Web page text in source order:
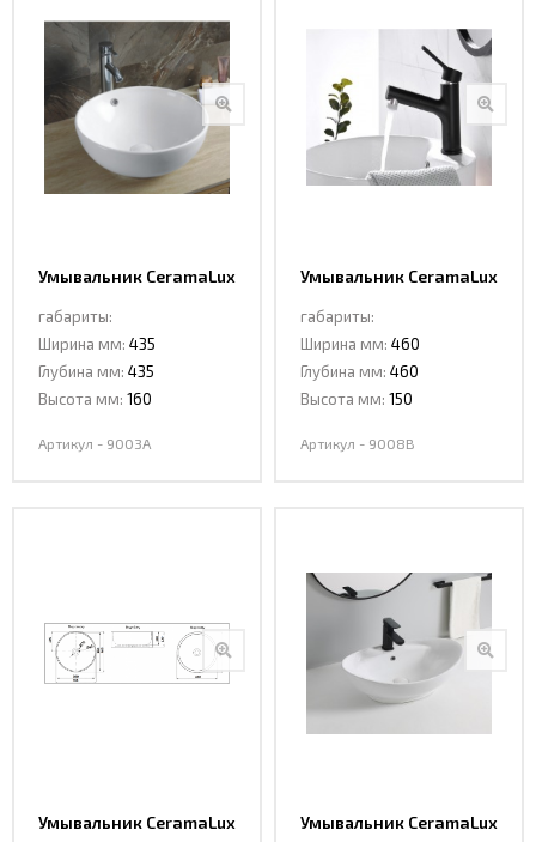
Умывальник CeramaLux
габариты:
Ширина мм: 435
Глубина мм: 435
Высота мм: 160
Артикул - 9003A
Умывальник CeramaLux
габариты:
Ширина мм: 460
Глубина мм: 460
Высота мм: 150
Артикул - 9008B
Умывальник CeramaLux
Умывальник CeramaLux